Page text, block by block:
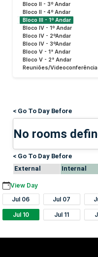
Bloco II - 3º Andar
Bloco II - 4º Andar
Bloco III - 1º Andar
Bloco IV - 1º Andar
Bloco IV - 2ºAndar
Bloco IV - 3ºAndar
Bloco V - 1° Andar
Bloco V - 2° Andar
Reuniões/
< Go To Day Before
No rooms
< Go To Day Before
External
Internal
View Day
Jul 06
Jul 07
Jul 10 Jul 11